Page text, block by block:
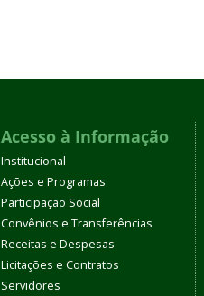
Acesso à Informação
Institucional
Ações e Programas
Participação Social
Convênios e Transferências
Receitas e Despesas
Licitações e Contratos
Servidores